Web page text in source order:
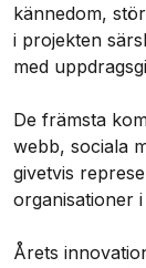
kännedom,
i projekten
med
De främsta
webb, sociala
givetvis
organisationer
Årets